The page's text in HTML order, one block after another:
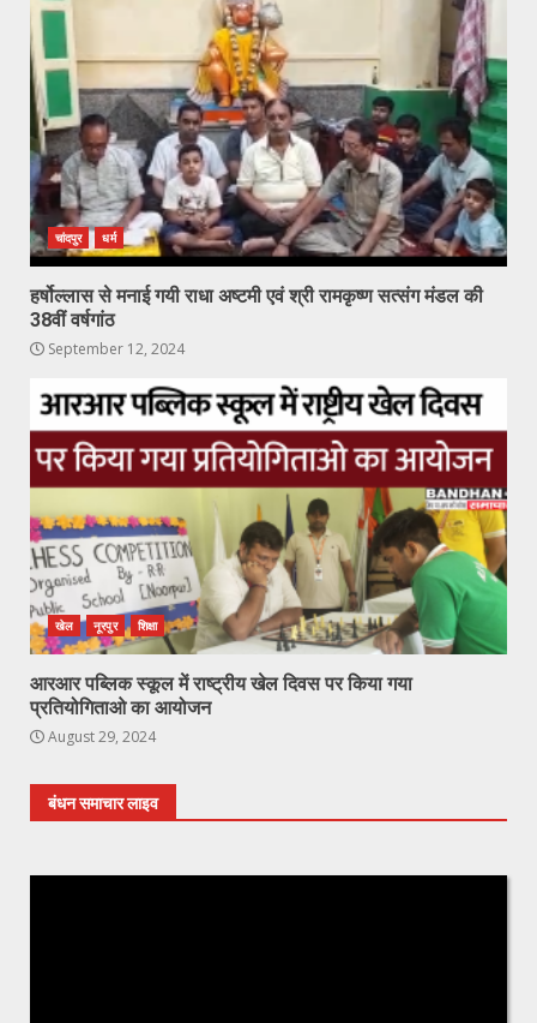
चांदपुर धर्म
हर्षोल्लास से मनाई गयी राधा अष्टमी एवं श्री रामकृष्ण सत्संग मंडल की
38वीं वर्षगांठ
September 12, 2024
खेल नूरपुर शिक्षा
आरआर पब्लिक स्कूल में राष्ट्रीय खेल दिवस पर किया गया
प्रतियोगिताओ का आयोजन
August 29, 2024
बंधन समाचार लाइव